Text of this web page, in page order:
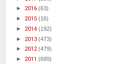
► 2016 (63)
► 2015 (16)
► 2014 (192)
► 2013 (473)
► 2012(479)
► 2011 (699)